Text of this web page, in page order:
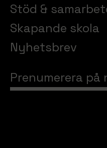
Stöd &
Skapande skola
Nyhetsbrev
Prenumerera